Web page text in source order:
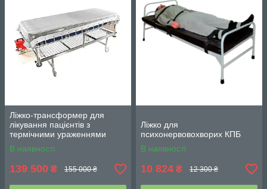
Ліжко-трансформер для
лікування пацієнтів з
термічними ураженнями
шкірних покривів COMBO
НВМ-2IВP-NATA SL
В наявності
139 500 ₴ 155 000 ₴
Ліжко для
психонервовохворих КПБ
В наявності
10 824 ₴ 12 300 ₴